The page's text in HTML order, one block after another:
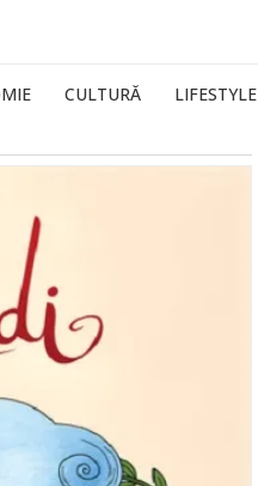
CULTURĂ LIFESTYLE